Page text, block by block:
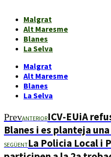
Malgrat
Alt Maresme
Blanes
La Selva
Malgrat
Alt Maresme
Blanes
La Selva
PrevANTERIORICV-EUiA
Blanes i es planteja
SEGÜENTLa Policia Local i